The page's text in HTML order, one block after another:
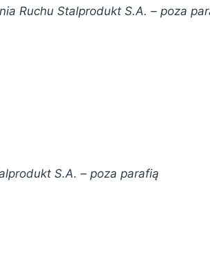
Ruchu Stalprodukt S.A. – poza
S.A. – poza parafią